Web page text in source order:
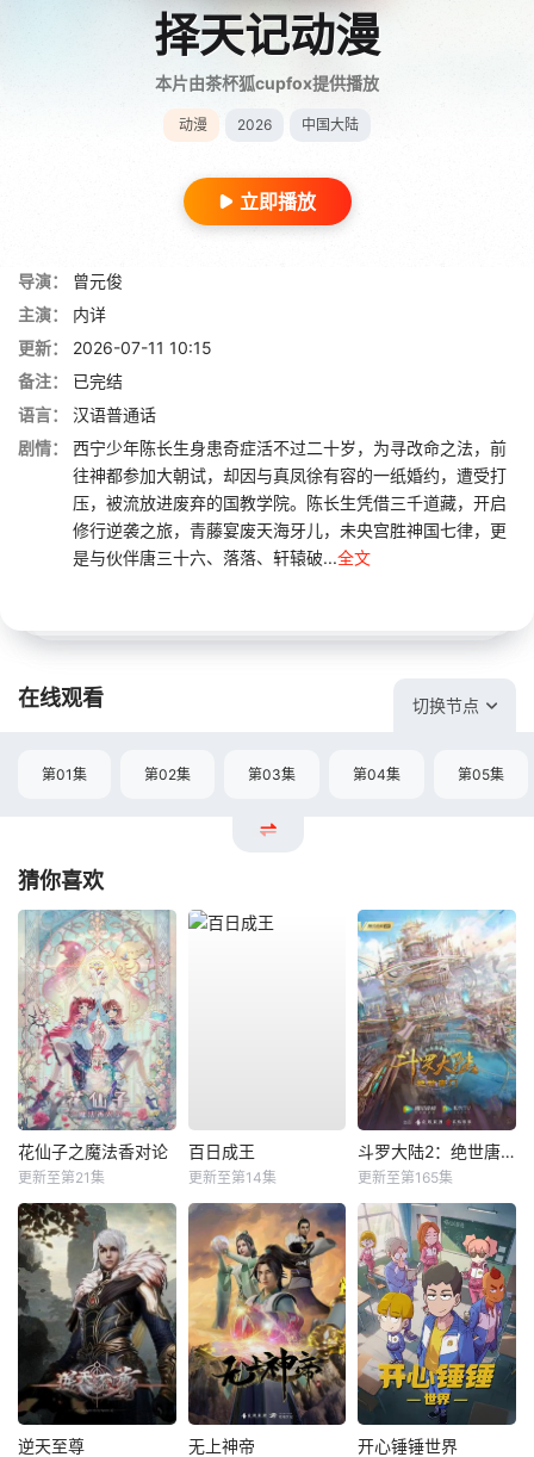
择天记动漫
本片由茶杯狐cupfox提供播放
动漫 2026 中国大陆
立即播放
导演：
曾元俊
主演：
内详
更新：
2026-07-11 10:15
备注：
已完结
语言：
汉语普通话
剧情：
西宁少年陈长生身患奇症活不过二十岁，为寻改命之法，前
往神都参加大朝试，却因与真凤徐有容的一纸婚约，遭受打
压，被流放进废弃的国教学院。陈长生凭借三千道藏，开启
修行逆袭之旅，青藤宴废天海牙儿，未央宫胜神国七律，更
是与伙伴唐三十六、落落、轩辕破...全文
在线观看 切换节点
第01集 第02集 第03集 第04集 第05集
猜你喜欢
花仙子之魔法香对论
更新至第21集
百日成王
更新至第14集
斗罗大陆2：绝世唐门
更新至第165集
逆天至尊 无上神帝 开心锤锤世界